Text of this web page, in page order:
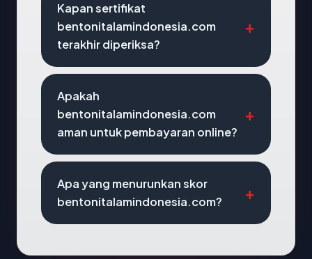
Kapan sertifikat
bentonitalamindonesia.com
terakhir diperiksa?
Apakah
bentonitalamindonesia.com
aman untuk pembayaran online?
Apa yang menurunkan skor
bentonitalamindonesia.com?